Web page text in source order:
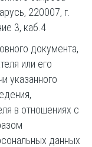
220007, г.
3, каб.4
документа,
или его
указанного
в отношениях с
данных